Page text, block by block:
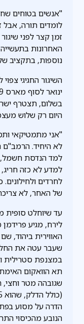
"אנשים בטוחים
לומדים תורה, אבל
זמן קצר לפני
האחרונות
נוספות, בתקציב של כ־95
השיגור החגיגי
בשלום, תצטרף
היום רק שלוש
"אני מתמטיקאי
לא היחיד. הרמב"ם
למד הנדסת חשמל,
למדע לא כזה
לחרדים
של האחר, לא
עד שיוחלט סופית
לירח, מגיע
האווירית ביהוד,
שעבר עטה את
במצנפת סטרילית
תא הוואקום
הדרה על מסוע
הנובע מהכיסוי